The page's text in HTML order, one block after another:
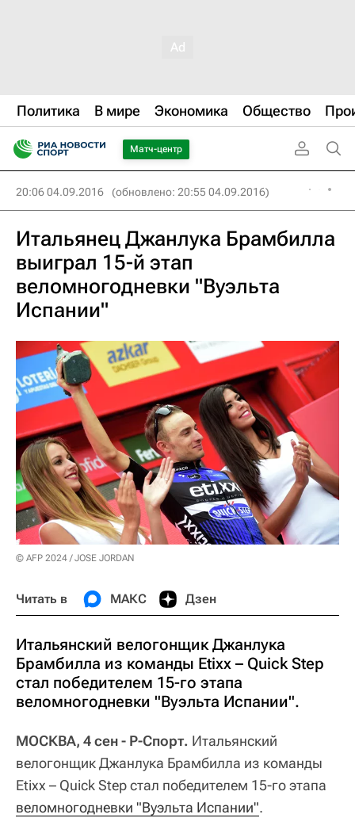
Политика В мире Экономика Общество
Матч-центр
20:06 04.09.2016 (обновлено: 20:55 04.09.2016)
Итальянец Джанлука Брамбилла
выиграл 15-й этап
веломногодневки "Вуэльта
Испании"
© AFP 2024 / JOSE JORDAN
Читать в МАКС Дзен
Итальянский велогонщик Джанлука
Брамбилла из команды Etixx – Quick Step
стал победителем 15-го этапа
веломногодневки "Вуэльта Испании".
МОСКВА, 4 сен - Р-Спорт. Итальянский
велогонщик Джанлука Брамбилла из команды
Etixx – Quick Step стал победителем 15-го этапа
веломногодневки "Вуэльта Испании".